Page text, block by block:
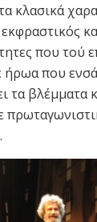
κλασικά
που τού
ήρωα που
τα βλέμματα